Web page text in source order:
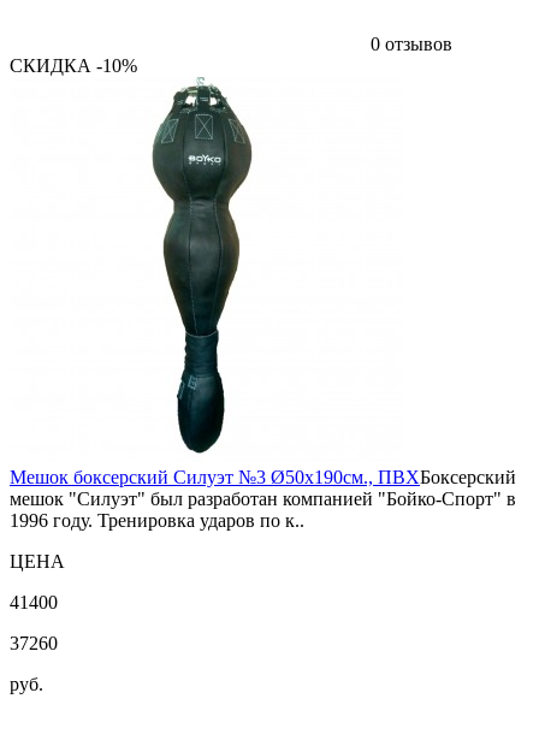
0 отзывов
СКИДКА -10%
Мешок боксерский Силуэт №3 Ø50х190см., ПВХБоксерский
мешок "Силуэт" был разработан компанией "Бойко-Спорт" в
1996 году. Тренировка ударов по к..
ЦЕНА
41400
37260
руб.